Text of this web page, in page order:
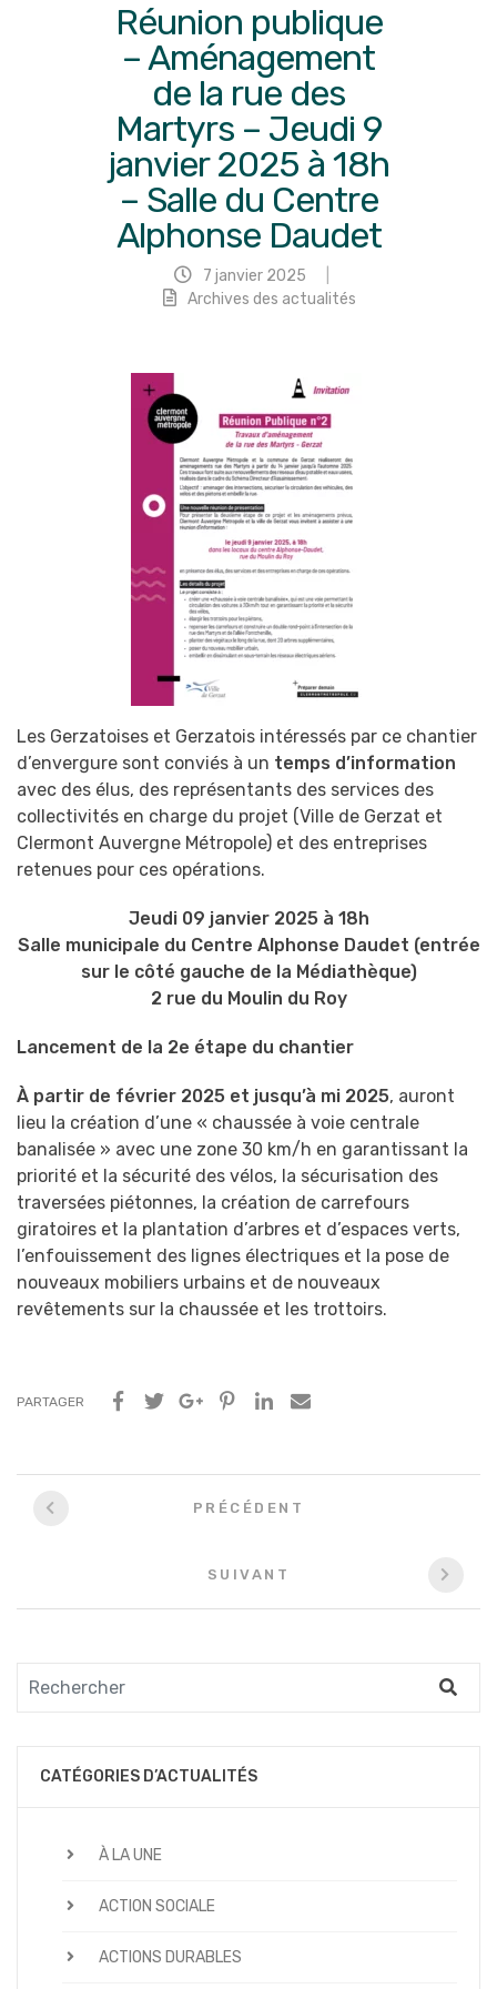
Réunion publique
– Aménagement
de la rue des
Martyrs – Jeudi 9
janvier 2025 à 18h
– Salle du Centre
Alphonse Daudet
7 janvier 2025
Archives des actualités
Les Gerzatoises et Gerzatois intéressés par ce chantier
d’envergure sont conviés à un temps d’information
avec des élus, des représentants des services des
collectivités en charge du projet (Ville de Gerzat et
Clermont Auvergne Métropole) et des entreprises
retenues pour ces opérations.
Jeudi 09 janvier 2025 à 18h
Salle municipale du Centre Alphonse Daudet (entrée
sur le côté gauche de la Médiathèque)
2 rue du Moulin du Roy
Lancement de la 2e étape du chantier
À partir de février 2025 et jusqu’à mi 2025, auront
lieu la création d’une « chaussée à voie centrale
banalisée » avec une zone 30 km/h en garantissant la
priorité et la sécurité des vélos, la sécurisation des
traversées piétonnes, la création de carrefours
giratoires et la plantation d’arbres et d’espaces verts,
l’enfouissement des lignes électriques et la pose de
nouveaux mobiliers urbains et de nouveaux
revêtements sur la chaussée et les trottoirs.
PARTAGER
Navigation
entre
articles
PRÉCÉDENT
SUIVANT
CATÉGORIES D’ACTUALITÉS
À LA UNE
ACTION SOCIALE
ACTIONS DURABLES